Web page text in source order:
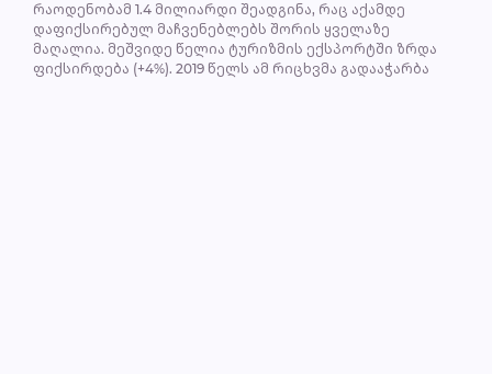
რაოდენობამ 1.4 მილიარდი შეადგინა, რაც აქამდე
დაფიქსირებულ მაჩვენებლებს შორის ყველაზე
მაღალია. მეშვიდე წელია ტურიზმის ექსპორტში ზრდა
ფიქსირდება (+4%). 2019 წელს ამ რიცხვმა გადააჭარბა